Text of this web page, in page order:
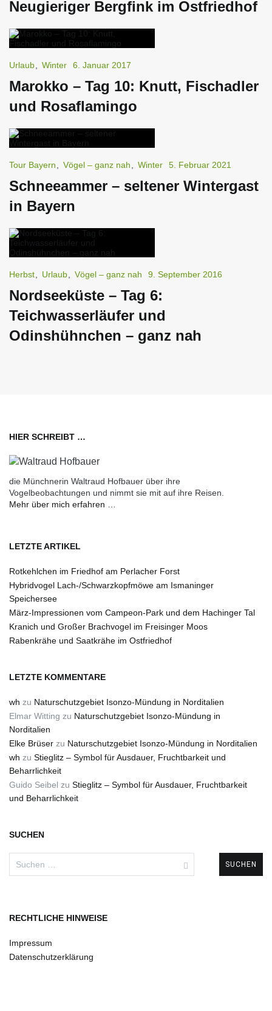
Neugieriger Bergfink im Ostfriedhof
Urlaub Winter 6. Januar 2017
Marokko – Tag 10: Knutt, Fischadler
und Rosaflamingo
Tour Bayern Vögel – ganz nah Winter 5. Februar 2021
Schneeammer – seltener Wintergast
in Bayern
Herbst Urlaub Vögel – ganz nah 9. September 2016
Nordseeküste – Tag 6:
Teichwasserläufer und
Odinshühnchen – ganz nah
HIER SCHREIBT …
die Münchnerin Waltraud Hofbauer über ihre
Vogelbeobachtungen und nimmt sie mit auf ihre Reisen.
Mehr über mich erfahren …
LETZTE ARTIKEL
Rotkehlchen im Friedhof am Perlacher Forst
Hybridvogel Lach-/Schwarzkopfmöwe am Ismaninger
Speichersee
März-Impressionen vom Campeon-Park und dem Hachinger Tal
Kranich und Großer Brachvogel im Freisinger Moos
Rabenkrähe und Saatkrähe im Ostfriedhof
LETZTE KOMMENTARE
wh zu Naturschutzgebiet Isonzo-Mündung in Norditalien
Elmar Witting zu Naturschutzgebiet Isonzo-Mündung in
Norditalien
Elke Brüser zu Naturschutzgebiet Isonzo-Mündung in Norditalien
wh zu Stieglitz – Symbol für Ausdauer, Fruchtbarkeit und
Beharrlichkeit
Guido Seibel zu Stieglitz – Symbol für Ausdauer, Fruchtbarkeit
und Beharrlichkeit
SUCHEN
RECHTLICHE HINWEISE
Impressum
Datenschutzerklärung